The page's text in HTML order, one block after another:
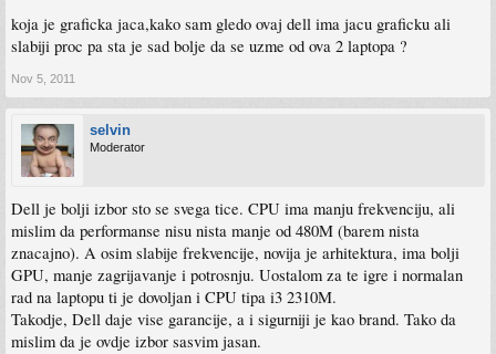
koja je graficka jaca,kako sam gledo ovaj dell ima jacu graficku ali
slabiji proc pa sta je sad bolje da se uzme od ova 2 laptopa ?
Nov 5, 2011
selvin
Moderator
Dell je bolji izbor sto se svega tice. CPU ima manju frekvenciju, ali
mislim da performanse nisu nista manje od 480M (barem nista
znacajno). A osim slabije frekvencije, novija je arhitektura, ima bolji
GPU, manje zagrijavanje i potrosnju. Uostalom za te igre i normalan
rad na laptopu ti je dovoljan i CPU tipa i3 2310M.
Takodje, Dell daje vise garancije, a i sigurniji je kao brand. Tako da
mislim da je ovdje izbor sasvim jasan.